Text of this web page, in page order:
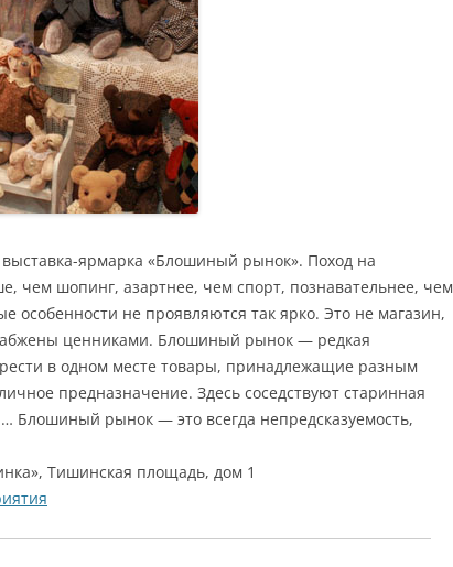
ярмарка «Блошиный рынок». Поход на
чем шопинг, азартнее, чем спорт, познавательнее, чем
особенности не проявляются так ярко. Это не магазин,
ценниками. Блошиный рынок — редкая
в одном месте товары, принадлежащие разным
предназначение. Здесь соседствуют старинная
Блошиный рынок — это всегда непредсказуемость,
Тишинская площадь, дом 1